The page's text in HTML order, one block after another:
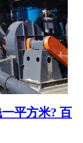
平方米? 百